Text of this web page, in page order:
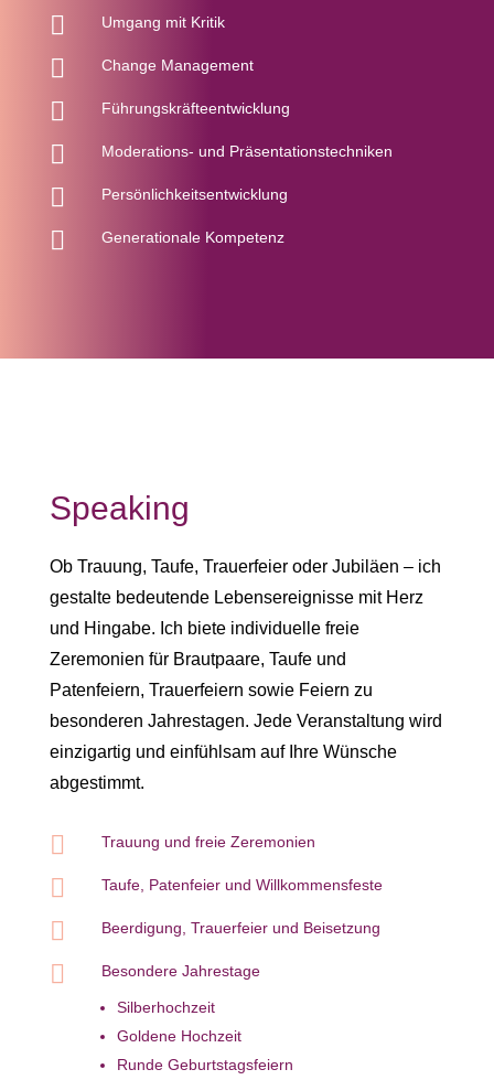
 Umgang mit Kritik
 Change Management
 Führungskräfteentwicklung
 Moderations- und Präsentationstechniken
 Persönlichkeitsentwicklung
 Generationale Kompetenz
Speaking
Ob Trauung, Taufe, Trauerfeier oder Jubiläen – ich
gestalte bedeutende Lebensereignisse mit Herz
und Hingabe. Ich biete individuelle freie
Zeremonien für Brautpaare, Taufe und
Patenfeiern, Trauerfeiern sowie Feiern zu
besonderen Jahrestagen. Jede Veranstaltung wird
einzigartig und einfühlsam auf Ihre Wünsche
abgestimmt.
 Trauung und freie Zeremonien
 Taufe, Patenfeier und Willkommensfeste
 Beerdigung, Trauerfeier und Beisetzung
 Besondere Jahrestage
Silberhochzeit
Goldene Hochzeit
Runde Geburtstagsfeiern